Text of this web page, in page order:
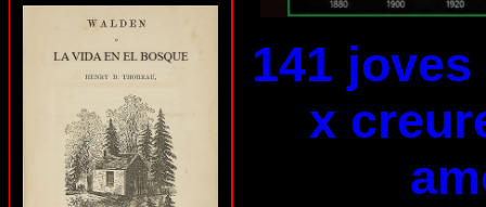
141
x